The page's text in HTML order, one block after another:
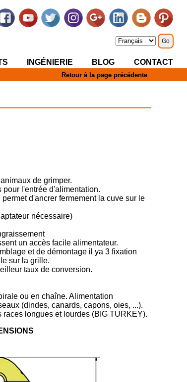
INGÉNIERIE BLOG CONTACT
Retour à la page précédente
de grimper.
l'entrée d'alimentation.
d'ancrer fermement la cuve sur le
nécessaire)
un accès facile alimentateur.
et de démontage il ya 3 fixation
sur la grille.
taux de conversion.
ou en chaîne. Alimentation
(dindes, canards, capons, oies, ...).
longues et lourdes (BIG TURKEY).